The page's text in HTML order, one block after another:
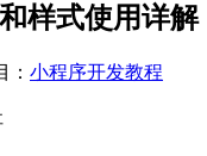
样式使用详解
： 小程序开发教程